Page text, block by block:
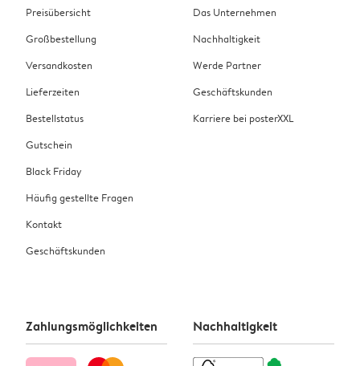
Preisübersicht
Großbestellung
Versandkosten
Lieferzeiten
Bestellstatus
Gutschein
Black Friday
Häufig gestellte Fragen
Kontakt
Geschäftskunden
Das Unternehmen
Nachhaltigkeit
Werde Partner
Geschäftskunden
Karriere bei posterXXL
Zahlungsmöglichkeiten Nachhaltigkeit